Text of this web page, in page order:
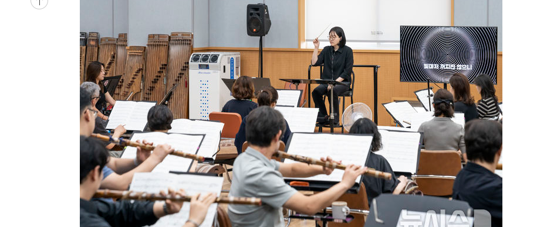
"美간섭에 합의 지연"…트럼프, '이란 호르무즈 통제권' 수용할까
[속보]산업장관 "李정부, 원전 반대 안해…안정 전력 위해 불가피"
[속보]경찰, '홍명보 선임 논란' 대한축구협회·축구회관 등 압수수
[속보]산업장관 "美무역법 제301조 과잉생산 결과 발표 8월 중 예
[속보]코스피 매도사이드카 발동…4%대 급락
[속보]전남광주 초대 시민추천 부시장에 백승주·윤난실
서울 열대야 15일째 지속…비공식 '초열대야' 30도 넘어
[속보]코스닥, 2.15포인트(0.27%) 내린 797.44 출발
[속보]코스피, 119.51포인트(1.81%) 내린 6478.75 개장
6월 경상수지 497.3억 달러…두 달 연속 사상 최대
서울 낮 39도 '폭염중대경보'…40도 관측 가능성도
미 워싱턴주 스포캔 시의 통제불능 3개 산불, 방화선 일부 구축
[속보] 호르무즈 해협 이란-오만 협상 기대속 뉴욕증시 혼조 마감 다우